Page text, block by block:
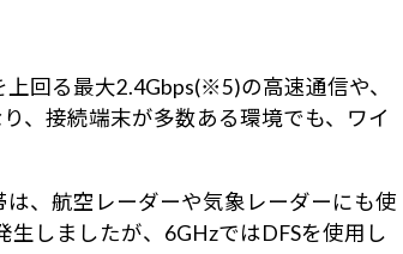
回る最大2.4Gbps(※5)の高速通信や、
、接続端末が多数ある環境でも、ワイ
、航空レーダーや気象レーダーにも使
しましたが、6GHzではDFSを使用し